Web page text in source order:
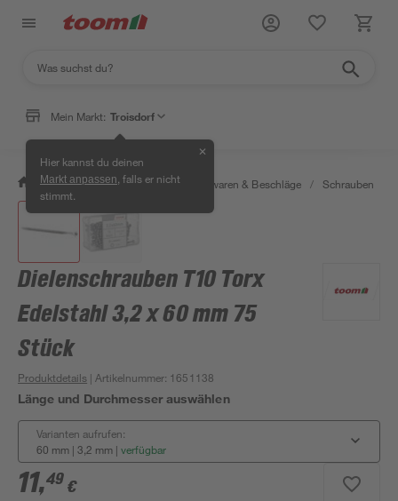
Mein Markt: Troisdorf
Hier kannst du deinen
Markt anpassen , falls er nicht
stimmt.
✕
/ Werkstatt & Maschinen / Eisenwaren & Beschläge / Schrauben
Dielenschrauben T10 Torx
Edelstahl 3,2 x 60 mm 75
Stück
Produktdetails | Artikelnummer: 1651138
Länge und Durchmesser auswählen
Varianten aufrufen:
60 mm | 3,2 mm | verfügbar
11,49 €